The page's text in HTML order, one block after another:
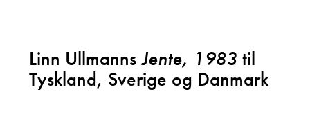
Linn Ullmanns Jente, 1983 til
Tyskland, Sverige og Danmark